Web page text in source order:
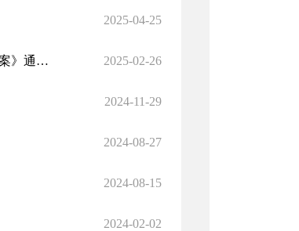
2025-04-25
《伊犁新矿煤业有限责任公司伊犁四号矿井西侧冲沟地质环境恢复治理方案》通过审查的公告 2025-02-26
2024-11-29
2024-08-27
2024-08-15
2024-02-02